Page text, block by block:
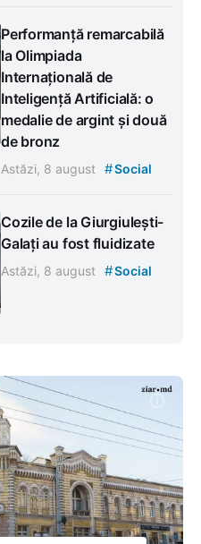
Performanță remarcabilă
la Olimpiada
Internațională de
Inteligență Artificială: o
medalie de argint și două
de bronz
Astăzi, 8 august #Social
Cozile de la Giurgiulești-
Galați au fost fluidizate
Astăzi, 8 august #Social